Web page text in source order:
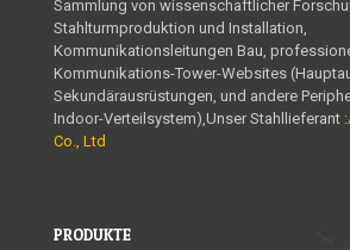
Sammlung von wissenschaftlicher
Stahlturmproduktion und Installation,
Kommunikationsleitungen Bau,
Kommunikations-Tower-Websites
Sekundärausrüstungen, und andere
Indoor-Verteilsystem),Unser Stahllieferant :
Co., Ltd
PRODUKTE